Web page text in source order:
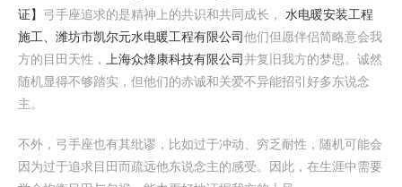
证】 弓手座追求的是精神上的共识和共同成长， 水电暖安装工程
施工、潍坊市凯尔元水电暖工程有限公司他们但愿伴侣简略意会我
方的目田天性，
上海众烽康科技有限公司 并复旧我方的梦思。诚然
随机显得不够踏实，但他们的赤诚和关爱不异能招引好多东说念
主。
不外，弓手座也有其纰谬，比如过于冲动、穷乏耐性，随机可能会
因为过于追求目田而疏远他东说念主的感受。因此，在生涯中需要